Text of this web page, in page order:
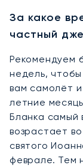
За какое
частный
Рекомендуем
недель,
вам самолёт
летние
Бланка самый
возрастает
святого
феврале. Тем